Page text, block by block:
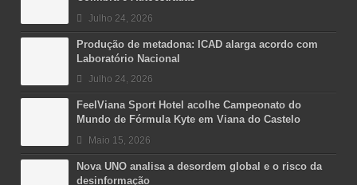
Julho 24, 2026
Produção de metadona: ICAD alarga acordo com
Laboratório Nacional
Julho 24, 2026
FeelViana Sport Hotel acolhe Campeonato do
Mundo de Fórmula Kyte em Viana do Castelo
Maio 15, 2026
Nova UNO analisa a desordem global e o risco da
desinformação